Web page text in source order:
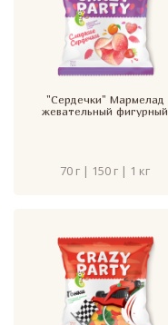
"Сердечки" Мармелад
жевательный фигурный
70 г | 150 г | 1 кг